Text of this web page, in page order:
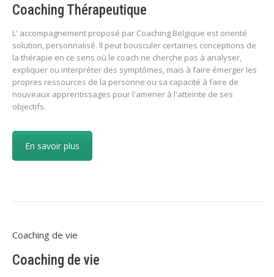
Coaching Thérapeutique
L' accompagnement proposé par Coaching Belgique est orienté
solution, personnalisé. Il peut bousculer certaines conceptions de
la thérapie en ce sens où le coach ne cherche pas à analyser,
expliquer ou interpréter des symptômes, mais à faire émerger les
propres ressources de la personne ou sa capacité à faire de
nouveaux apprentissages pour l'amener à l'atteinte de ses
objectifs.
En savoir plus
Coaching de vie
Coaching de vie